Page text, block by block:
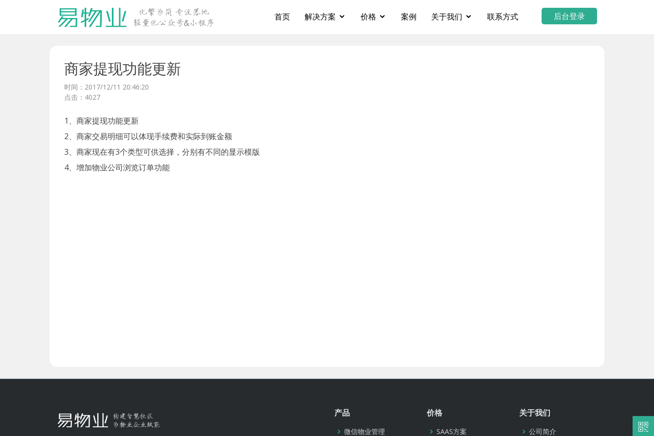
首页 解决方案 价格 案例 关于我们 联系方式 后台登录
商家提现功能更新
时间：2017/12/11 20:46:20
点击：4027
1、商家提现功能更新
2、商家交易明细可以体现手续费和实际到账金额
3、商家现在有3个类型可供选择，分别有不同的显示模版
4、增加物业公司浏览订单功能
产品
微信物业管理
价格
SAAS方案
关于我们
公司简介